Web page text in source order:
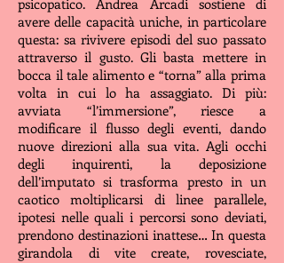
psicopatico. Andrea Arcadi sostiene di
avere delle capacità uniche, in particolare
questa: sa rivivere episodi del suo passato
attraverso il gusto. Gli basta mettere in
bocca il tale alimento e “torna” alla prima
volta in cui lo ha assaggiato. Di più:
avviata “l’immersione”, riesce a
modificare il flusso degli eventi, dando
nuove direzioni alla sua vita. Agli occhi
degli inquirenti, la deposizione
dell’imputato si trasforma presto in un
caotico moltiplicarsi di linee parallele,
ipotesi nelle quali i percorsi sono deviati,
prendono destinazioni inattese… In questa
girandola di vite create, rovesciate,